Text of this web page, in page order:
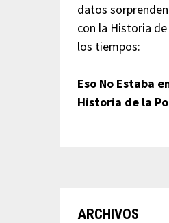
datos
con la Historia
los tiempos:
Eso No Estaba
Historia de la
ARCHIVOS